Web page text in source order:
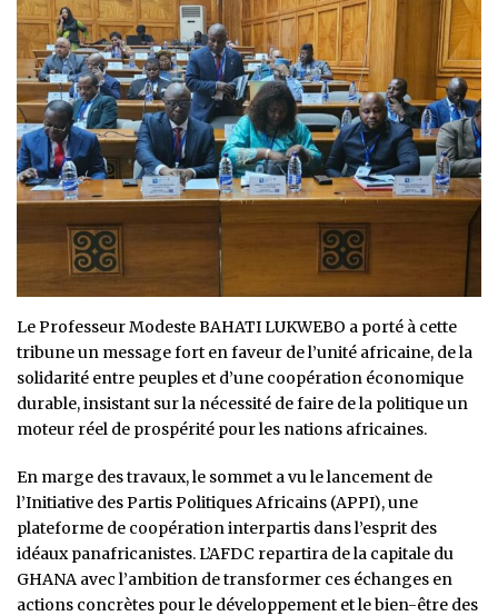
Le Professeur Modeste BAHATI LUKWEBO a porté à cette
tribune un message fort en faveur de l’unité africaine, de la
solidarité entre peuples et d’une coopération économique
durable, insistant sur la nécessité de faire de la politique un
moteur réel de prospérité pour les nations africaines.
En marge des travaux, le sommet a vu le lancement de
l’Initiative des Partis Politiques Africains (APPI), une
plateforme de coopération interpartis dans l’esprit des
idéaux panafricanistes. L’AFDC repartira de la capitale du
GHANA avec l’ambition de transformer ces échanges en
actions concrètes pour le développement et le bien-être des